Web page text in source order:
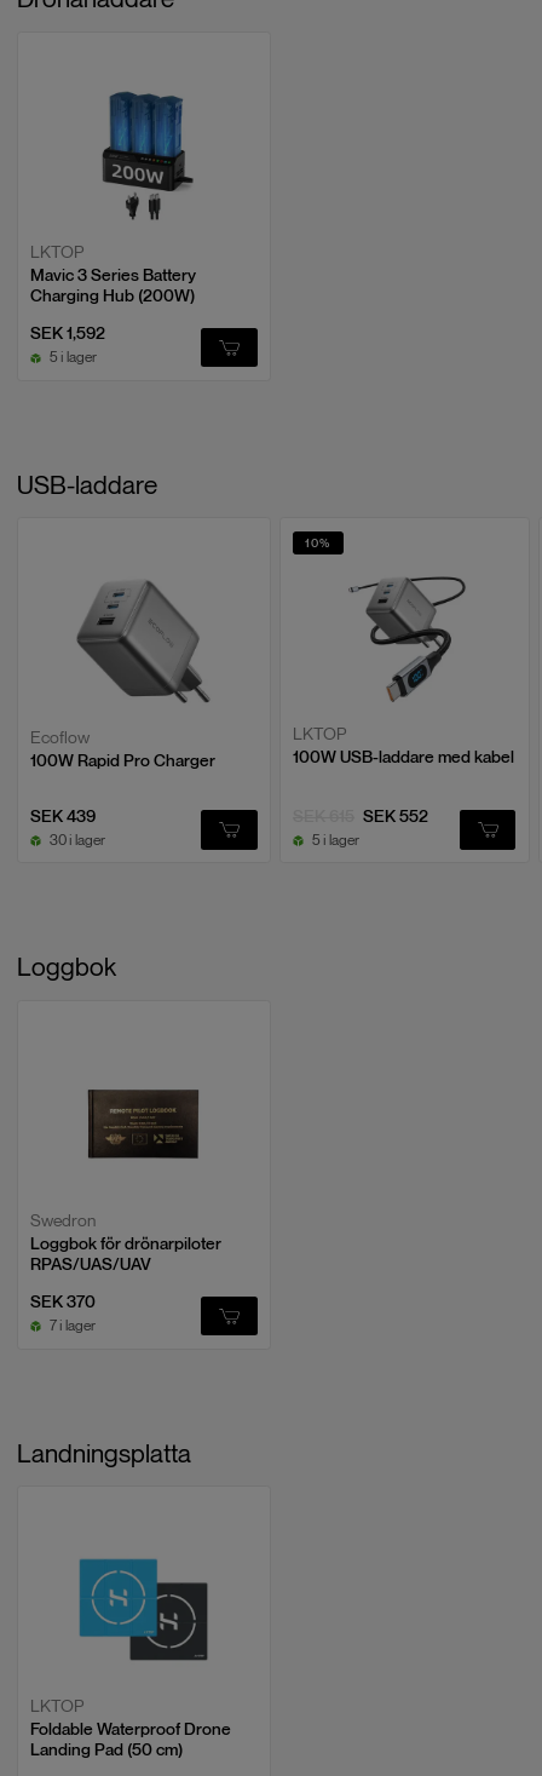
LKTOP
Mavic 3 Series Battery
Charging Hub (200W)
SEK 1,592
5 i lager
USB-laddare
Ecoflow
100W Rapid Pro Charger
SEK 439
30 i lager
10%
LKTOP
100W USB-laddare med kabel
SEK 552
5 i lager
Loggbok
Swedron
Loggbok för drönarpiloter
RPAS/UAS/UAV
SEK 370
7 i lager
Landningsplatta
LKTOP
Foldable Waterproof Drone
Landing Pad (50 cm)